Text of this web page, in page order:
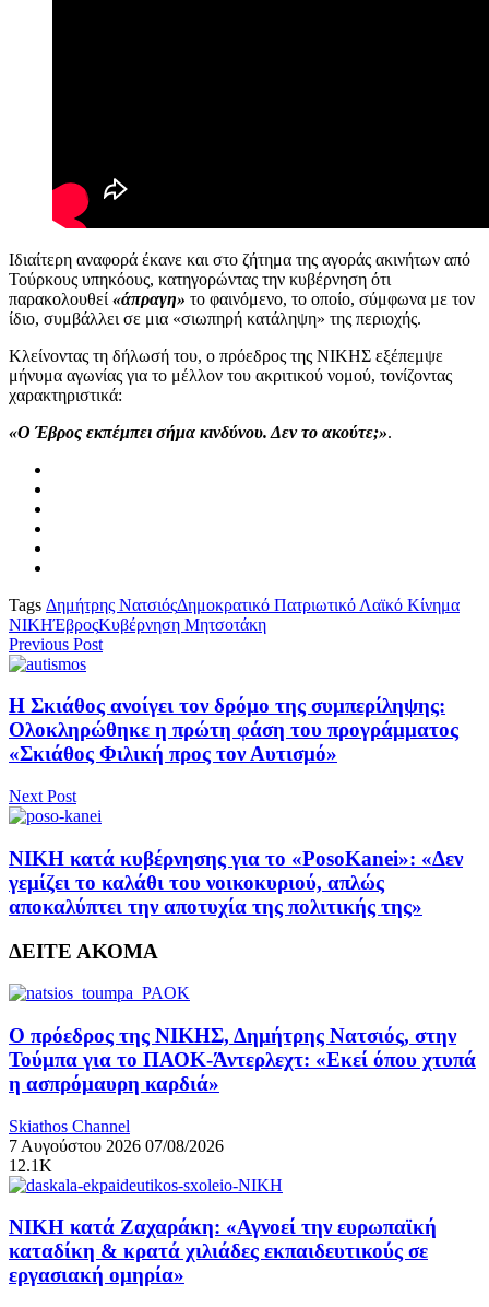
Ιδιαίτερη αναφορά έκανε και στο ζήτημα της αγοράς ακινήτων από
Τούρκους υπηκόους, κατηγορώντας την κυβέρνηση ότι
παρακολουθεί «άπραγη» το φαινόμενο, το οποίο, σύμφωνα με τον
ίδιο, συμβάλλει σε μια «σιωπηρή κατάληψη» της περιοχής.
Κλείνοντας τη δήλωσή του, ο πρόεδρος της ΝΙΚΗΣ εξέπεμψε
μήνυμα αγωνίας για το μέλλον του ακριτικού νομού, τονίζοντας
χαρακτηριστικά:
«Ο Έβρος εκπέμπει σήμα κινδύνου. Δεν το ακούτε;».
Tags Δημήτρης ΝατσιόςΔημοκρατικό Πατριωτικό Λαϊκό Κίνημα
ΝΙΚΗΈβροςΚυβέρνηση Μητσοτάκη
Previous Post
Η Σκιάθος ανοίγει τον δρόμο της συμπερίληψης:
Ολοκληρώθηκε η πρώτη φάση του προγράμματος
«Σκιάθος Φιλική προς τον Αυτισμό»
Next Post
ΝΙΚΗ κατά κυβέρνησης για το «PosoKanei»: «Δεν
γεμίζει το καλάθι του νοικοκυριού, απλώς
αποκαλύπτει την αποτυχία της πολιτικής της»
ΔΕΙΤΕ ΑΚΟΜΑ
Ο πρόεδρος της ΝΙΚΗΣ, Δημήτρης Νατσιός, στην
Τούμπα για το ΠΑΟΚ-Άντερλεχτ: «Εκεί όπου χτυπά
η ασπρόμαυρη καρδιά»
Skiathos Channel
7 Αυγούστου 2026 07/08/2026
12.1K
ΝΙΚΗ κατά Ζαχαράκη: «Αγνοεί την ευρωπαϊκή
καταδίκη & κρατά χιλιάδες εκπαιδευτικούς σε
εργασιακή ομηρία»